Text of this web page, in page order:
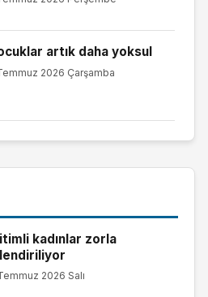
artık daha yoksul
2026 Çarşamba
kadınlar zorla
2026 Salı